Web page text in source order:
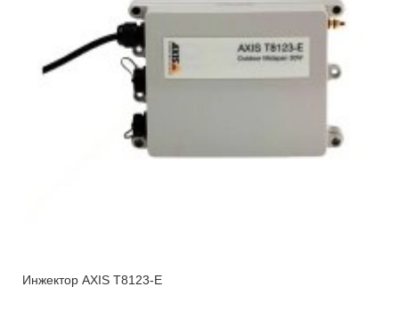
Инжектор AXIS T8123-E